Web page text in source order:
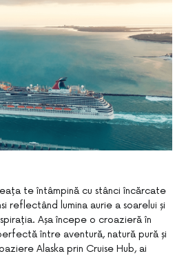
te întâmpină cu stânci încărcate
reflectând lumina aurie a soarelui și
Așa începe o croazieră în
între aventură, natură pură și
Alaska prin Cruise Hub, ai